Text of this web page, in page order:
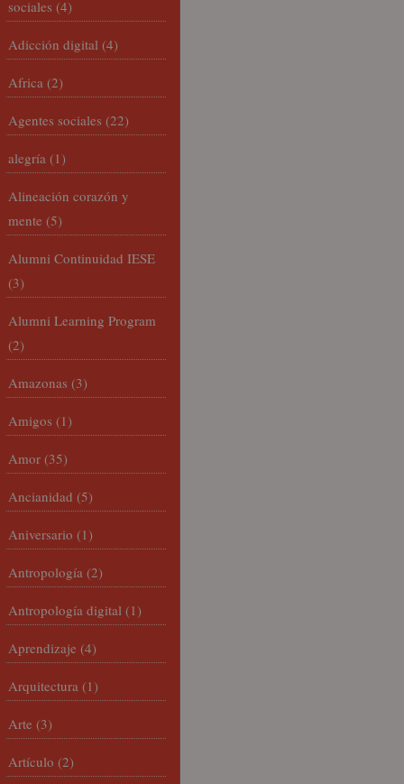
sociales (4)
Adicción digital (4)
Africa (2)
Agentes sociales (22)
alegría (1)
Alineación corazón y
mente (5)
Alumni Continuidad IESE
(3)
Alumni Learning Program
(2)
Amazonas (3)
Amigos (1)
Amor (35)
Ancianidad (5)
Aniversario (1)
Antropología (2)
Antropología digital (1)
Aprendizaje (4)
Arquitectura (1)
Arte (3)
Artículo (2)